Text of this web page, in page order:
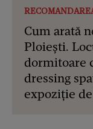
Cum arată
Ploiești.
dormitoare
dressing
expoziție